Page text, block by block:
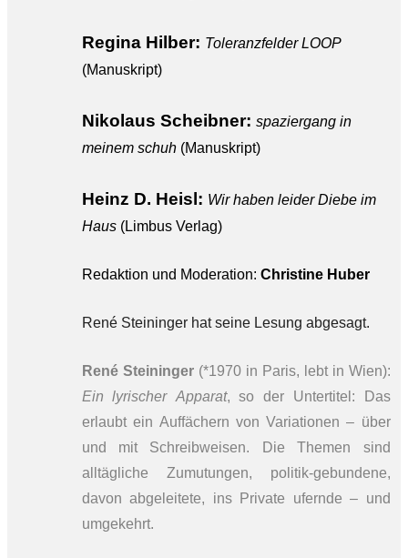
Regina Hilber: Toleranzfelder LOOP
(Manuskript)
Nikolaus Scheibner: spaziergang in
meinem schuh (Manuskript)
Heinz D. Heisl: Wir haben leider Diebe im
Haus (Limbus Verlag)
Redaktion und Moderation: Christine Huber
René Steininger hat seine Lesung abgesagt.
René Steininger (*1970 in Paris, lebt in Wien):
Ein lyrischer Apparat, so der Untertitel: Das
erlaubt ein Auffächern von Variationen – über
und mit Schreibweisen. Die Themen sind
alltägliche Zumutungen, politik-gebundene,
davon abgeleitete, ins Private ufernde – und
umgekehrt.